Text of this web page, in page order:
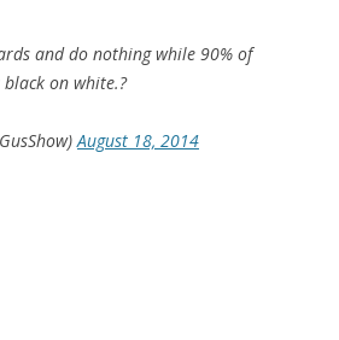
and do nothing while 90% of
on white.?
August 18, 2014